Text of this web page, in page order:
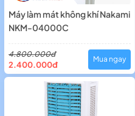
Máy làm mát không khí Nakami
NKM-04000C
Mua ngay
4.800.000đ
2.400.000đ